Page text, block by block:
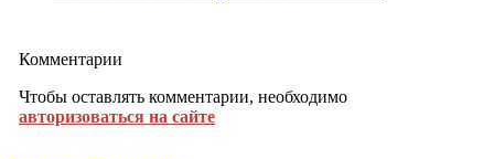
Комментарии
Чтобы оставлять комментарии, необходимо
авторизоваться на сайте